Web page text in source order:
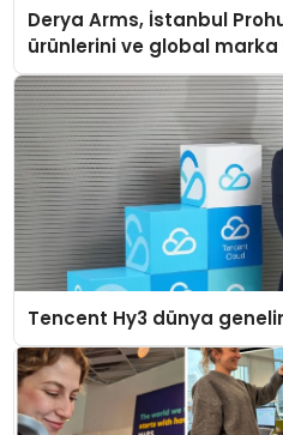
Derya Arms, İstanbul
ürünlerini ve global
Tencent Hy3 dünya